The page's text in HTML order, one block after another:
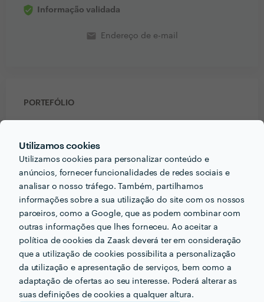
Utilizamos cookies
Utilizamos cookies para personalizar conteúdo e
anúncios, fornecer funcionalidades de redes sociais e
analisar o nosso tráfego. Também, partilhamos
informações sobre a sua utilização do site com os nossos
parceiros, como a Google, que as podem combinar com
outras informações que lhes forneceu. Ao aceitar a
política de cookies da Zaask deverá ter em consideração
que a utilização de cookies possibilita a personalização
da utilização e apresentação de serviços, bem como a
adaptação de ofertas ao seu interesse. Poderá alterar as
suas definições de cookies a qualquer altura.
Informação validada
email Endereço de e-mail
PORTEFÓLIO
Receba várias propostas de profissionais como
Idalina Teixeira em poucas horas.